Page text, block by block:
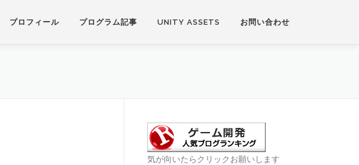
プロフィール プログラム記事 UNITY ASSETS お問い合わせ
気が向いたらクリックお願いします